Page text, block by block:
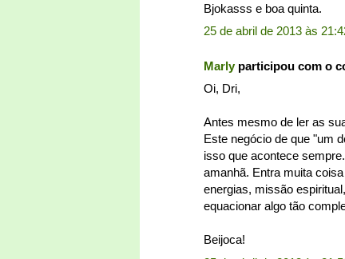
Bjokasss e boa quinta.
25 de abril de 2013 às
Marlyparticipou com o
Oi, Dri,
Antes mesmo de ler as
Este negócio de que "um
isso que acontece
amanhã. Entra muita
energias, missão
equacionar algo tão
Beijoca!